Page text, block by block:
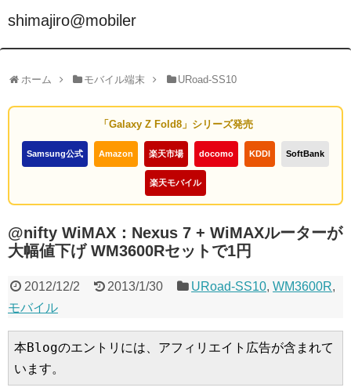
shimajiro@mobiler
ホーム モバイル端末 URoad-SS10
「Galaxy Z Fold8」シリーズ発売
Samsung公式 Amazon 楽天市場 docomo KDDI SoftBank
楽天モバイル
@nifty WiMAX：Nexus 7 + WiMAXルーターが
大幅値下げ WM3600Rセットで1円
2012/12/2 2013/1/30 URoad-SS10,WM3600R,
モバイル
本Blogのエントリには、アフィリエイト広告が含まれて
います。